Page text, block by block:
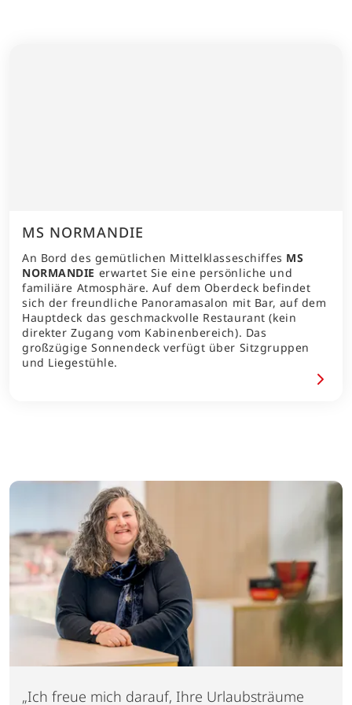
MS NORMANDIE
An Bord des gemütlichen Mittelklasseschiffes MS
NORMANDIE erwartet Sie eine persönliche und
familiäre Atmosphäre. Auf dem Oberdeck befindet
sich der freundliche Panoramasalon mit Bar, auf dem
Hauptdeck das geschmackvolle Restaurant (kein
direkter Zugang vom Kabinenbereich). Das
großzügige Sonnendeck verfügt über Sitzgruppen
und Liegestühle.
„Ich freue mich darauf, Ihre Urlaubsträume